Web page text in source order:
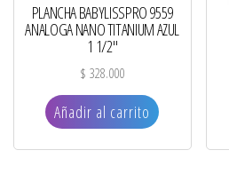
PLANCHA BABYLISSPRO 9559
ANALOGA NANO TITANIUM AZUL
1 1/2″
$ 328.000
Añadir al carrito